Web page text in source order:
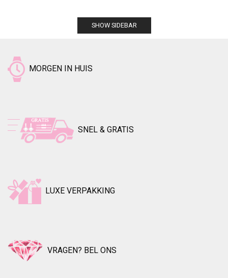
SHOW SIDEBAR
MORGEN IN HUIS
SNEL & GRATIS
LUXE VERPAKKING
VRAGEN? BEL ONS